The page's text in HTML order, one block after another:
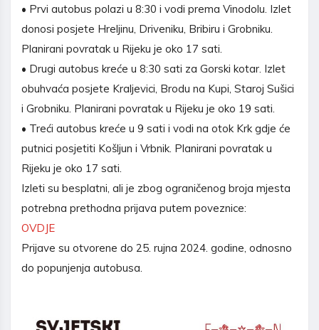
• Prvi autobus polazi u 8:30 i vodi prema Vinodolu. Izlet
donosi posjete Hreljinu, Driveniku, Bribiru i Grobniku.
Planirani povratak u Rijeku je oko 17 sati.
• Drugi autobus kreće u 8:30 sati za Gorski kotar. Izlet
obuhvaća posjete Kraljevici, Brodu na Kupi, Staroj Sušici
i Grobniku. Planirani povratak u Rijeku je oko 19 sati.
• Treći autobus kreće u 9 sati i vodi na otok Krk gdje će
putnici posjetiti Košljun i Vrbnik. Planirani povratak u
Rijeku je oko 17 sati.
Izleti su besplatni, ali je zbog ograničenog broja mjesta
potrebna prethodna prijava putem poveznice:
OVDJE
Prijave su otvorene do 25. rujna 2024. godine, odnosno
do popunjenja autobusa.